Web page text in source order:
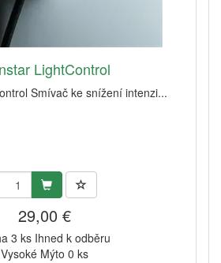
LightControl
Smívač ke snížení intenzi...
29,00 €
3 ks Ihned k odběru
Vysoké Mýto 0 ks